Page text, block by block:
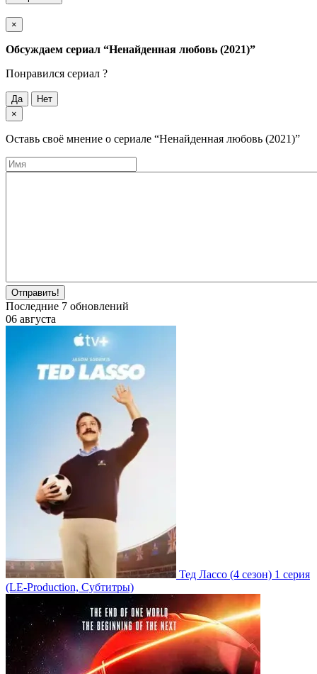
×
Обсуждаем cериал “Ненайденная любовь (2021)”
Понравился cериал ?
Да
Нет
×
Оставь своё мнение о cериале “Ненайденная любовь (2021)”
Отправить!
Последние 7 обновлений
06 августа
Тед Лассо (4 сезон) 1 серия
(LE-Production, Субтитры)